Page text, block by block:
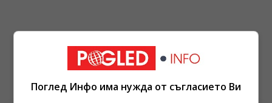
Поглед Инфо има нужда от съгласието Ви